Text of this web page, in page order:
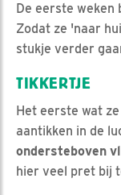
De eerste weken
Zodat ze 'naar
stukje verder
TIKKERTJE
Het eerste wat
aantikken in de
ondersteboven
hier veel pret bij